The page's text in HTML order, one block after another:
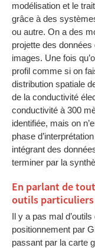
modélisation et le
grâce à des
ou autre. On a des
projette des données
images. Une fois
profil comme si on
distribution spatiale
de la conductivité
conductivité à 300
identifiée, mais on
phase
intégrant des
terminer par la
En parlant de
outils particuliers
Il y a pas mal
positionnement par
passant par la carte